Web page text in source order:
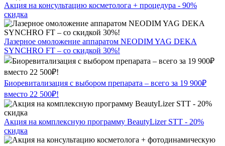
Акция на консультацию косметолога + процедура - 90%
скидка
Лазерное омоложение аппаратом NEODIM YAG DEKA
SYNCHRO FT – со скидкой 30%!
Биоревитализация с выбором препарата – всего за 19 900₽
вместо 22 500₽!
Акция на комплексную программу BeautyLizer STT - 20%
скидка